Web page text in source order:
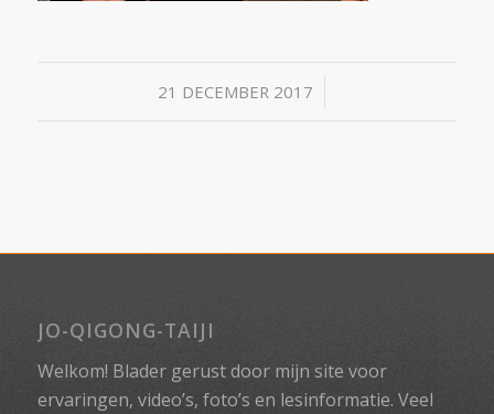
21 DECEMBER 2017
/
JO-QIGONG-TAIJI
Welkom! Blader gerust door mijn site voor
ervaringen, video’s, foto’s en lesinformatie. Veel